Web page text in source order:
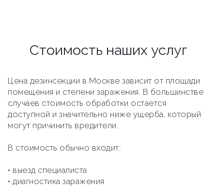
Стоимость наших услуг
Цена дезинсекции в Москве зависит от площади
помещения и степени заражения. В большинстве
случаев стоимость обработки остается
доступной и значительно ниже ущерба, который
могут причинить вредители.
В стоимость обычно входит:
• выезд специалиста
• диагностика заражения